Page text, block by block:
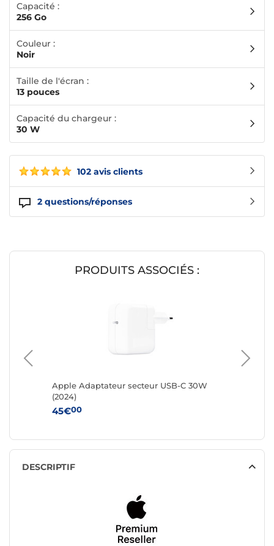
102 avis clients
2 questions/réponses
Capacité :
256 Go
Couleur :
Noir
Taille de l'écran :
13 pouces
Capacité du chargeur :
30 W
PRODUITS ASSOCIÉS :
Apple Adaptateur secteur USB-C 30W
(2024)
45€00
DESCRIPTIF